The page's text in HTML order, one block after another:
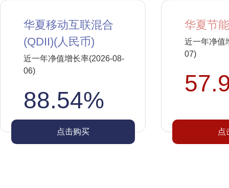
华夏移动互联混合
(QDII)(人民币)
近一年净值增长率(2026-08-
06)
88.54%
点击购买
华夏节
近一年净值
07)
点